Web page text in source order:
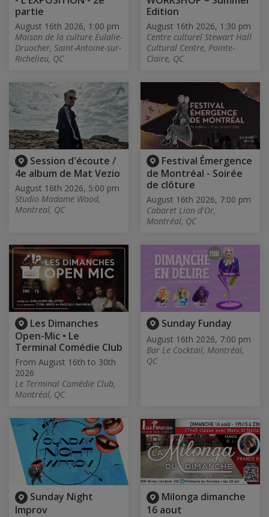
partie
August 16th 2026, 1:00 pm
Maison de la culture Eulalie-
Druocher, Saint-Antoine-sur-
Richelieu, QC
Edition
August 16th 2026, 1:30 pm
Centre culturel Stewart Hall
Cultural Centre, Pointe-
Claire, QC
Session d'écoute /
4e album de Mat Vezio
August 16th 2026, 5:00 pm
Studio Madame Wood,
Montreal, QC
Festival Émergence
de Montréal - Soirée
de clôture
August 16th 2026, 7:00 pm
Cabaret Lion d'Or,
Montréal, QC
Les Dimanches
Open-Mic • Le
Terminal Comédie Club
From August 16th to 30th
2026
Le Terminal Comédie Club,
Montréal, QC
Sunday Funday
August 16th 2026, 7:00 pm
Bar Le Cocktail, Montréal,
QC
Sunday Night
Improv
Milonga dimanche
16 aout